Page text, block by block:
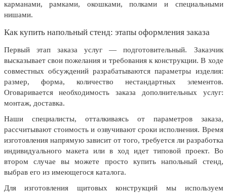
25 января, Татьянин день
Валентина
15 февраля, День памяти о
Масленица
23 февраля, День защитника
Отечества
1 марта, День Бабушек
8 марта, Международный женский
день
27 марта, День театра
1 апреля, День смеха
карманами, рамками, окошками, полками и специальными
нишами.
Как купить напольный стенд: этапы оформления заказа
Первый этап заказа услуг — подготовительный. Заказчик
высказывает свои пожелания и требования к конструкции. В ходе
совместных обсуждений разрабатываются параметры изделия:
размер, форма, количество нестандартных элементов.
Оговаривается необходимость заказа дополнительных услуг:
монтаж, доставка.
Наши специалисты, отталкиваясь от параметров заказа,
рассчитывают стоимость и озвучивают сроки исполнения. Время
изготовления напрямую зависит от того, требуется ли разработка
индивидуального макета или в ход идет типовой проект. Во
втором случае вы можете просто купить напольный стенд,
выбрав его из имеющегося каталога.
Для изготовления щитовых конструкций мы используем